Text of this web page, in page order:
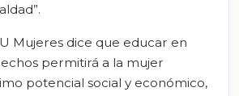
Mujeres dice que educar en
permitirá a la mujer
potencial social y económico,